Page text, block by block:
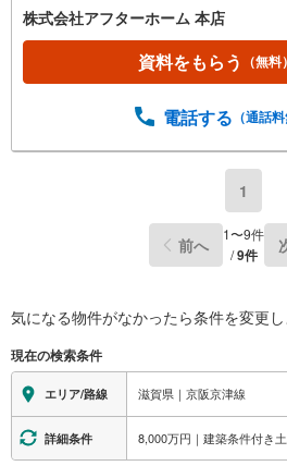
株式会社アフターホーム 本店
資料をもらう （無料）
電話する （通話
1
前へ 1〜9件
/9件
気になる物件がなかったら条件を変更し
現在の検索条件
エリア/路線 滋賀県｜京阪京津線
詳細条件 8,000万円｜建築条件付き